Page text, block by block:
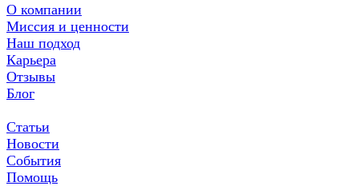
О компании
Миссия и ценности
Наш подход
Карьера
Отзывы
Блог
Статьи
Новости
События
Помощь